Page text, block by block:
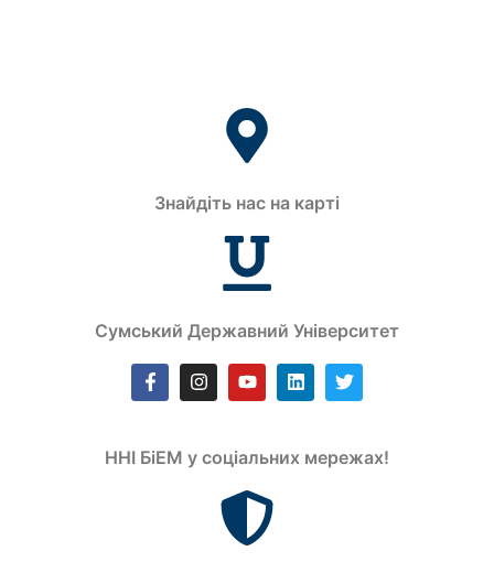
Знайдіть нас на карті
Сумський Державний Університет
ННІ БіЕМ у соціальних мережах!